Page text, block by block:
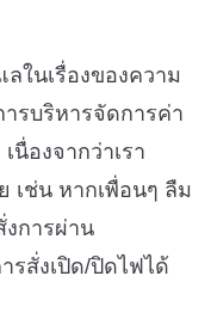
ในเรื่องของความ
รบริหารจัดการค่า
นื่องจากว่าเรา
เช่น หากเพื่อนๆ ลืม
การผ่าน
รสั่งเปิด/ปิดไฟได้